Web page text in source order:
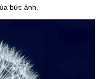
bức ảnh.